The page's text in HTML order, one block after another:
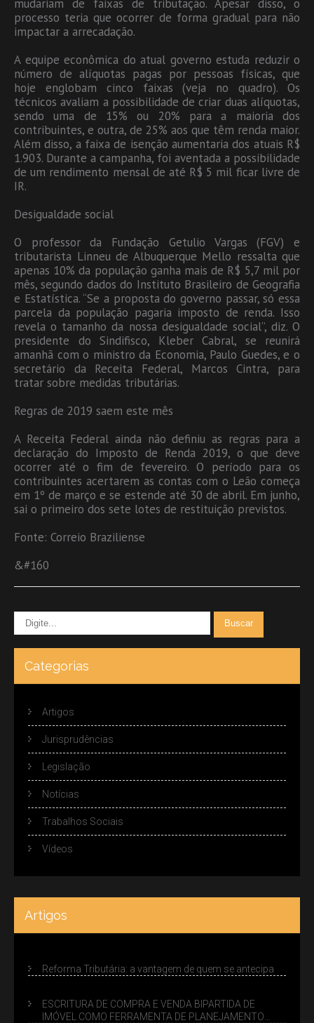
mudariam de faixas de tributação. Apesar disso, o
processo teria que ocorrer de forma gradual para não
impactar a arrecadação.
A equipe econômica do atual governo estuda reduzir o
número de alíquotas pagas por pessoas físicas, que
hoje englobam cinco faixas (veja no quadro). Os
técnicos avaliam a possibilidade de criar duas alíquotas,
sendo uma de 15% ou 20% para a maioria dos
contribuintes, e outra, de 25% aos que têm renda maior.
Além disso, a faixa de isenção aumentaria dos atuais R$
1.903. Durante a campanha, foi aventada a possibilidade
de um rendimento mensal de até R$ 5 mil ficar livre de
IR.
Desigualdade social
O professor da Fundação Getulio Vargas (FGV) e
tributarista Linneu de Albuquerque Mello ressalta que
apenas 10% da população ganha mais de R$ 5,7 mil por
mês, segundo dados do Instituto Brasileiro de Geografia
e Estatística. “Se a proposta do governo passar, só essa
parcela da população pagaria imposto de renda. Isso
revela o tamanho da nossa desigualdade social”, diz. O
presidente do Sindifisco, Kleber Cabral, se reunirá
amanhã com o ministro da Economia, Paulo Guedes, e o
secretário da Receita Federal, Marcos Cintra, para
tratar sobre medidas tributárias.
Regras de 2019 saem este mês
A Receita Federal ainda não definiu as regras para a
declaração do Imposto de Renda 2019, o que deve
ocorrer até o fim de fevereiro. O período para os
contribuintes acertarem as contas com o Leão começa
em 1º de março e se estende até 30 de abril. Em junho,
sai o primeiro dos sete lotes de restituição previstos.
Fonte: Correio Braziliense
&#160
Categorias
Artigos
Jurisprudências
Legislação
Notícias
Trabalhos Sociais
Vídeos
Artigos
Reforma Tributária: a vantagem de quem se antecipa
ESCRITURA DE COMPRA E VENDA BIPARTIDA DE
IMÓVEL COMO FERRAMENTA DE PLANEJAMENTO